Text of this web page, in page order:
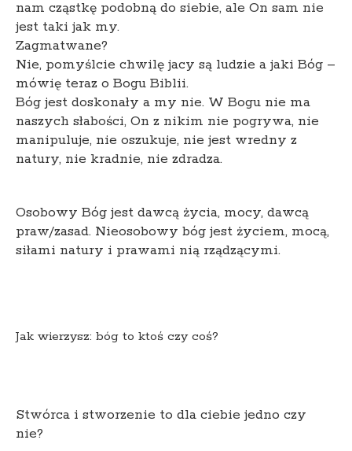
nam cząstkę podobną do siebie, ale On sam nie
jest taki jak my.
Zagmatwane?
Nie, pomyślcie chwilę jacy są ludzie a jaki Bóg –
mówię teraz o Bogu Biblii.
Bóg jest doskonały a my nie. W Bogu nie ma
naszych słabości, On z nikim nie pogrywa, nie
manipuluje, nie oszukuje, nie jest wredny z
natury, nie kradnie, nie zdradza.
Osobowy Bóg jest dawcą życia, mocy, dawcą
praw/zasad. Nieosobowy bóg jest życiem, mocą,
siłami natury i prawami nią rządzącymi.
Jak wierzysz: bóg to ktoś czy coś?
Stwórca i stworzenie to dla ciebie jedno czy
nie?